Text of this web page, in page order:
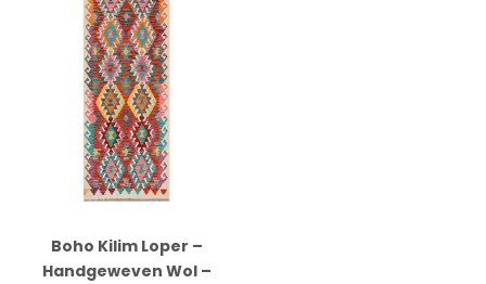
Boho Kilim Loper –
Handgeweven Wol –